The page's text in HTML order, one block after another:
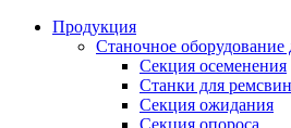
Продукция
Станочное оборудование
Секция осеменения
Станки для
Секция ожидания
Секция опороса